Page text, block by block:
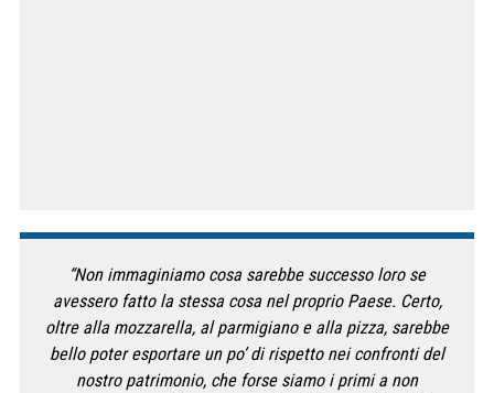
“Non immaginiamo cosa sarebbe successo loro se
avessero fatto la stessa cosa nel proprio Paese. Certo,
oltre alla mozzarella, al parmigiano e alla pizza, sarebbe
bello poter esportare un po’ di rispetto nei confronti del
nostro patrimonio, che forse siamo i primi a non